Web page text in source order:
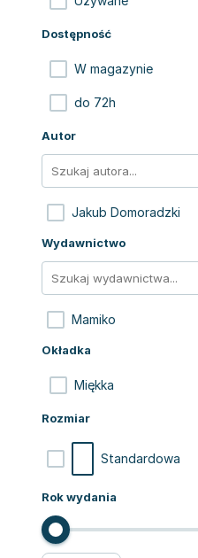
Dostępność
W magazynie
do 72h
Autor
Jakub Domoradzki
Wydawnictwo
Mamiko
Okładka
Miękka
Rozmiar
Standardowa
Rok wydania